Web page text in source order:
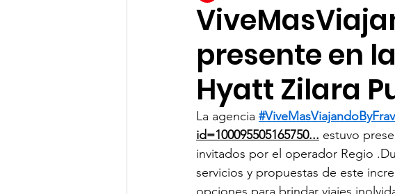
presente en
Hyatt Zilara
La agencia
id=100095505165750... estuvo
invitados por el operador Regio
servicios y propuestas de este